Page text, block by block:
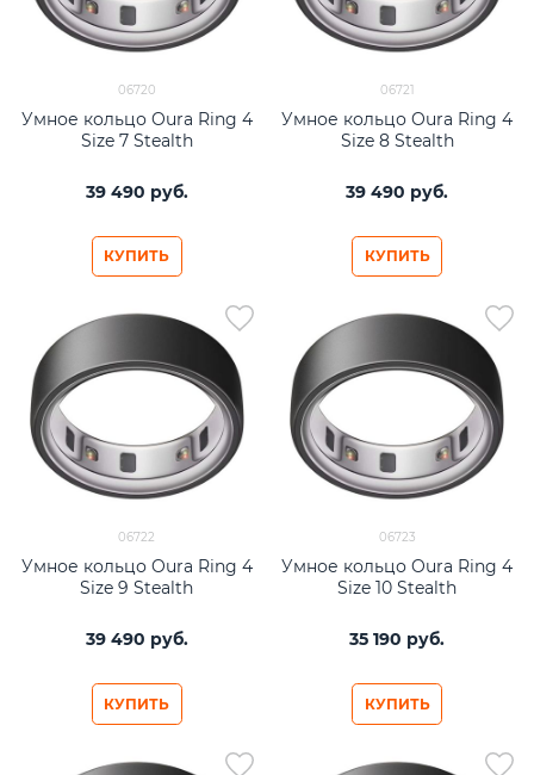
06720
Умное кольцо Oura Ring 4
Size 7 Stealth
39 490 руб.
КУПИТЬ
06721
Умное кольцо Oura Ring 4
Size 8 Stealth
39 490 руб.
КУПИТЬ
06722
Умное кольцо Oura Ring 4
Size 9 Stealth
39 490 руб.
КУПИТЬ
06723
Умное кольцо Oura Ring 4
Size 10 Stealth
35 190 руб.
КУПИТЬ